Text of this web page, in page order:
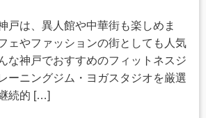
戸は、異人館や中華街も楽しめま
ェやファッションの街としても人気
な神戸でおすすめのフィットネスジ
ーニングジム・ヨガスタジオを厳選
続的 […]